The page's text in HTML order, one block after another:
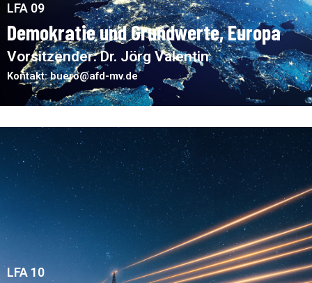
LFA 09
Demokratie und Grundwerte, Europa
Vorsitzender: Dr. Jörg Valentin
Kontakt: buero@afd-mv.de
LFA 10